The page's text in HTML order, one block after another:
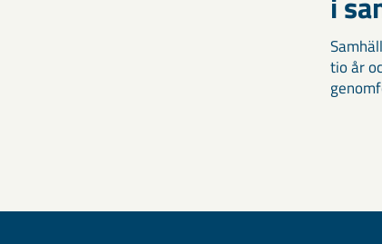
tio år